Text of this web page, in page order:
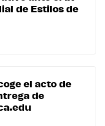
de Estilos de
el acto de
de